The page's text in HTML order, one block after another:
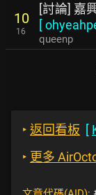
10
16
[討論] 嘉
[
queenp
‣ 返回看板 [
‣ 更多